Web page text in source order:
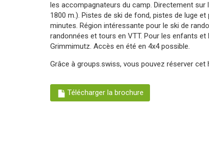
les accompagnateurs du camp. Directement sur
1800 m.). Pistes de ski de fond, pistes de luge
minutes. Région intéressante pour le ski de
randonnées et tours en VTT. Pour les enfants
Grimmimutz. Accès en été en 4x4 possible.
Grâce à groups.swiss, vous pouvez réserver
Télécharger la brochure